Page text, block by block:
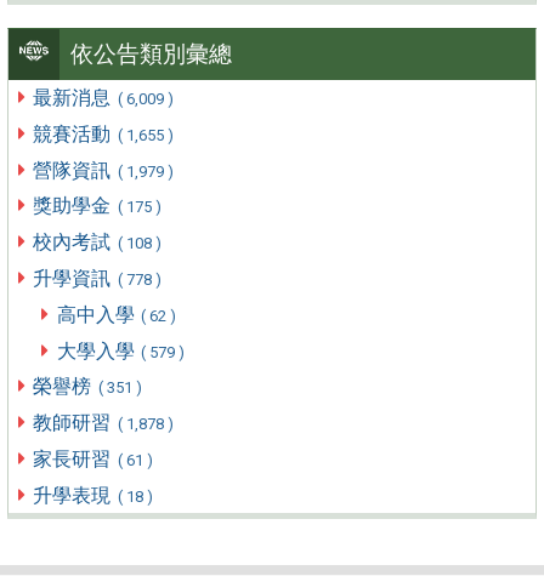
依公告類別彙總
最新消息 ( 6,009 )
競賽活動 ( 1,655 )
營隊資訊 ( 1,979 )
獎助學金 ( 175 )
校內考試 ( 108 )
升學資訊 ( 778 )
高中入學 ( 62 )
大學入學 ( 579 )
榮譽榜 ( 351 )
教師研習 ( 1,878 )
家長研習 ( 61 )
升學表現 ( 18 )